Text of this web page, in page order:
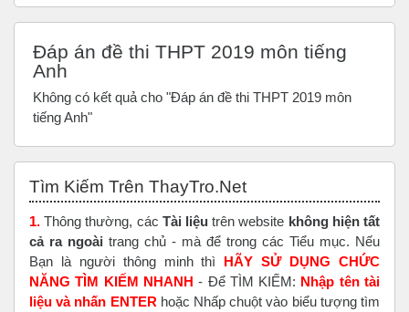
Đáp án đề thi THPT 2019 môn tiếng
Anh
Không có kết quả cho "Đáp án đề thi THPT 2019 môn
tiếng Anh"
Tìm Kiếm Trên ThayTro.Net
1. Thông thường, các Tài liệu trên website không hiện tất
cả ra ngoài trang chủ - mà để trong các Tiểu mục. Nếu
Bạn là người thông minh thì HÃY SỬ DỤNG CHỨC
NĂNG TÌM KIẾM NHANH - Để TÌM KIẾM: Nhập tên tài
liệu và nhấn ENTER hoặc Nhấp chuột vào biểu tượng tìm